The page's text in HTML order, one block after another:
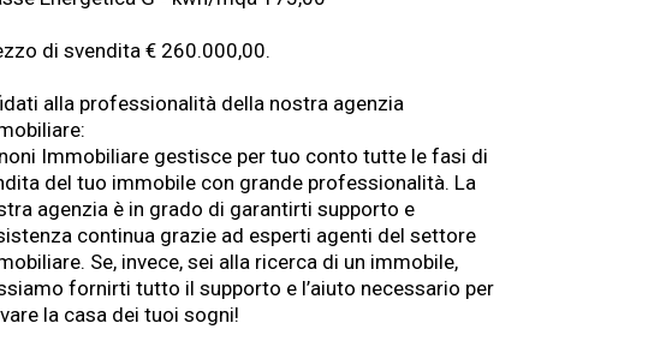
di svendita € 260.000,00.
alla professionalità della nostra agenzia
Immobiliare gestisce per tuo conto tutte le fasi di
del tuo immobile con grande professionalità. La
agenzia è in grado di garantirti supporto e
continua grazie ad esperti agenti del settore
Se, invece, sei alla ricerca di un immobile,
fornirti tutto il supporto e l’aiuto necessario per
la casa dei tuoi sogni!